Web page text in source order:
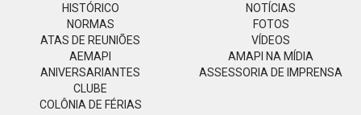
HISTÓRICO
NORMAS
ATAS DE REUNIÕES
AEMAPI
ANIVERSARIANTES
CLUBE
COLÔNIA DE FÉRIAS
NOTÍCIAS
FOTOS
VÍDEOS
AMAPI NA MÍDIA
ASSESSORIA DE IMPRENSA